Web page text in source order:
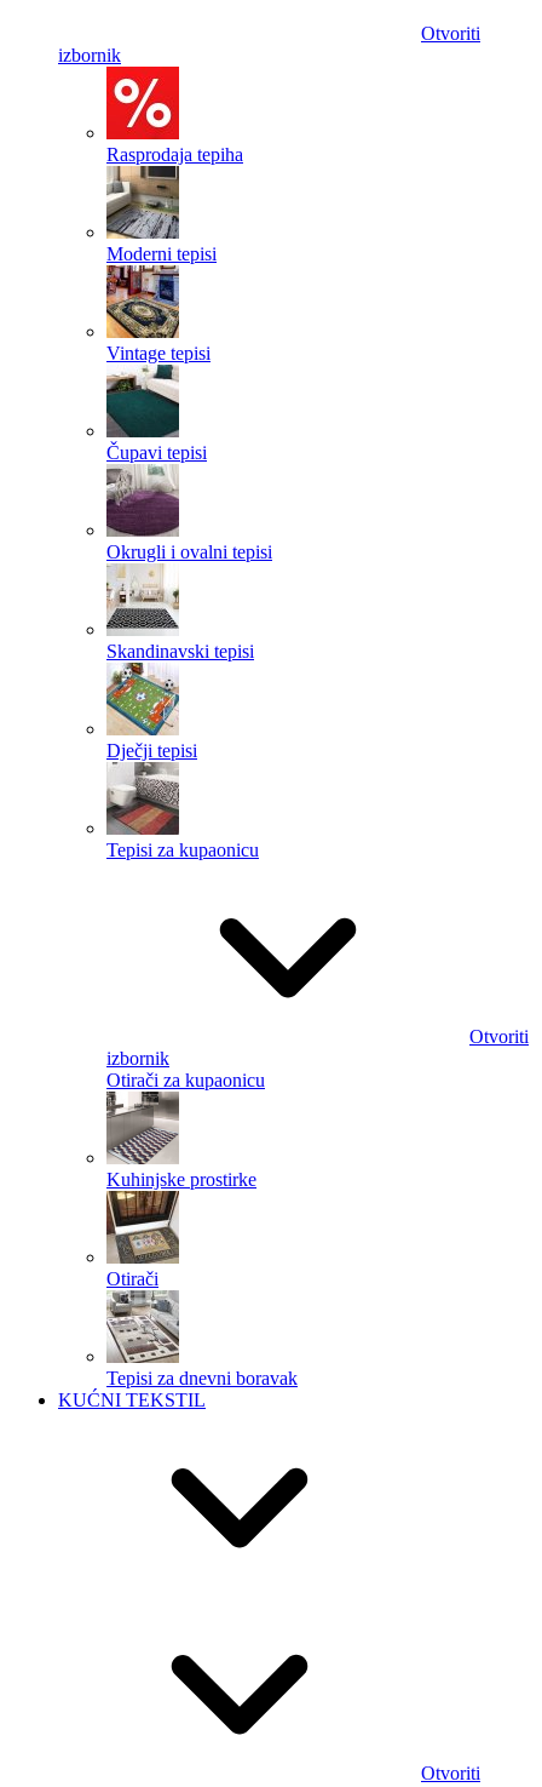
Otvoriti
izbornik
Rasprodaja tepiha
Moderni tepisi
Vintage tepisi
Čupavi tepisi
Okrugli i ovalni tepisi
Skandinavski tepisi
Dječji tepisi
Tepisi za kupaonicu
Otvoriti
izbornik
Otirači za kupaonicu
Kuhinjske prostirke
Otirači
Tepisi za dnevni boravak
KUĆNI TEKSTIL
Otvoriti